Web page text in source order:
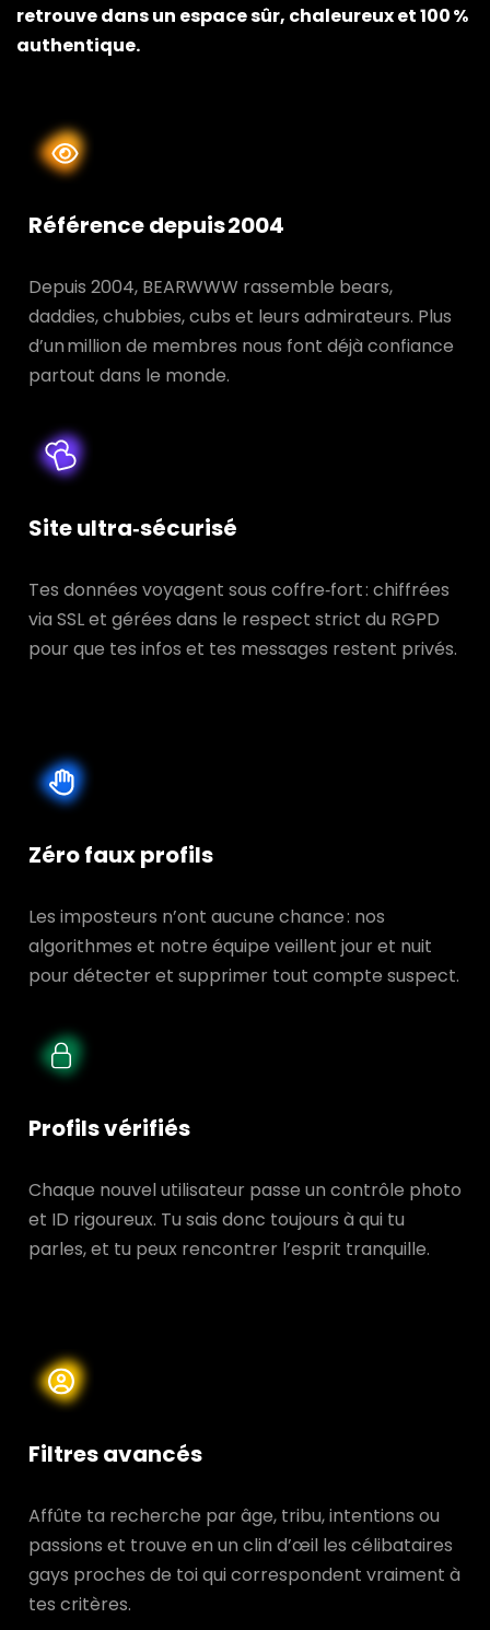
retrouve dans un espace sûr, chaleureux et 100 %
authentique.
Référence depuis 2004
Depuis 2004, BEARWWW rassemble bears,
daddies, chubbies, cubs et leurs admirateurs. Plus
d’un million de membres nous font déjà confiance
partout dans le monde.
Site ultra‑sécurisé
Tes données voyagent sous coffre‑fort : chiffrées
via SSL et gérées dans le respect strict du RGPD
pour que tes infos et tes messages restent privés.
Zéro faux profils
Les imposteurs n’ont aucune chance : nos
algorithmes et notre équipe veillent jour et nuit
pour détecter et supprimer tout compte suspect.
Profils vérifiés
Chaque nouvel utilisateur passe un contrôle photo
et ID rigoureux. Tu sais donc toujours à qui tu
parles, et tu peux rencontrer l’esprit tranquille.
Filtres avancés
Affûte ta recherche par âge, tribu, intentions ou
passions et trouve en un clin d’œil les célibataires
gays proches de toi qui correspondent vraiment à
tes critères.